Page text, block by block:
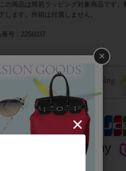
この商品は簡易ラッピング対象商品です
グします。外箱は付属しません。
号 2256037
返品について
×